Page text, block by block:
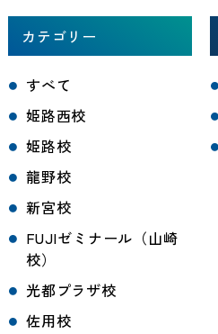
カテゴリー
すべて
姫路西校
姫路校
龍野校
新宮校
FUJIゼミナール（山崎
校）
光都プラザ校
佐用校